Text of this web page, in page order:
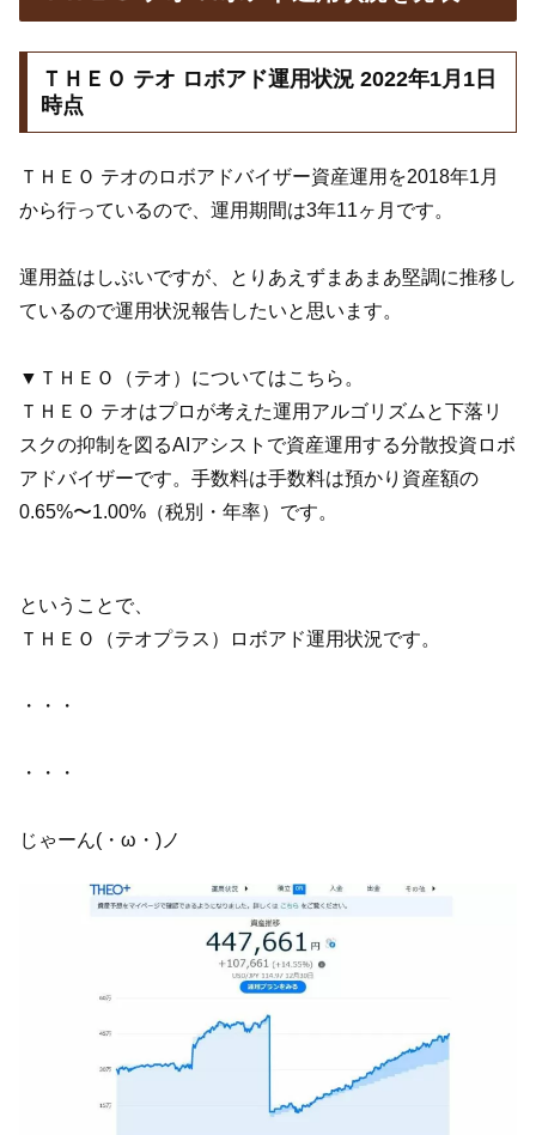
ＴＨＥＯ テオ ロボアド運用状況 2022年1月1日
時点
ＴＨＥＯ テオのロボアドバイザー資産運用を2018年1月
から行っているので、運用期間は3年11ヶ月です。
運用益はしぶいですが、とりあえずまあまあ堅調に推移し
ているので運用状況報告したいと思います。
▼ＴＨＥＯ（テオ）についてはこちら。
ＴＨＥＯ テオはプロが考えた運用アルゴリズムと下落リ
スクの抑制を図るAIアシストで資産運用する分散投資ロボ
アドバイザーです。手数料は手数料は預かり資産額の
0.65%〜1.00%（税別・年率）です。
ということで、
ＴＨＥＯ（テオプラス）ロボアド運用状況です。
・・・
・・・
じゃーん(・ω・)ノ